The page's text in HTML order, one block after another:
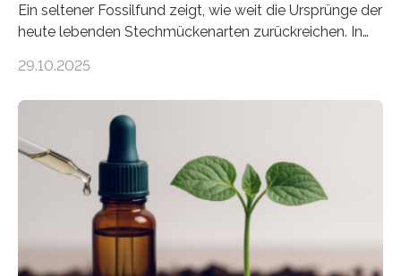
Ein seltener Fossilfund zeigt, wie weit die Ursprünge der
heute lebenden Stechmückenarten zurückreichen. In
Forschende die bisher älteste bekannte Stechmücken-
Region Kachin in Myanmar und hat sich in
ausgezeichnetem Zustand erhalten. Es konnte als neue
Art einer neuen Gattung beschrieben werden und trägt
nun den Namen Cretosabethes primaevus. Dieser erste
fossile Nachweis einer Stechmückenlarve in Bernstein
stellt gleichzeitig den ersten Fossilfund einer
Mückenlarve aus dem Mesozoikum dar, denn…
29.10.2025